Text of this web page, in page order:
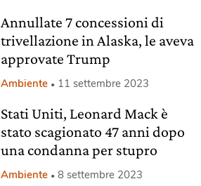
Annullate 7 concessioni di
trivellazione in Alaska, le aveva
approvate Trump
Ambiente 11 settembre 2023
Stati Uniti, Leonard Mack è
stato scagionato 47 anni dopo
una condanna per stupro
Ambiente 8 settembre 2023